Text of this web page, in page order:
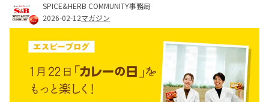
SPICE&HERB COMMUNITY事務局
2026-02-12マガジン